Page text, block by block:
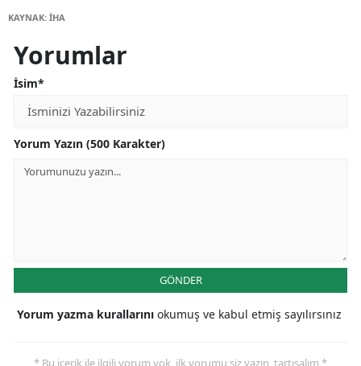
KAYNAK: İHA
Yorumlar
İsim*
Yorum Yazın (500 Karakter)
GÖNDER
Yorum yazma kurallarını okumuş ve kabul etmiş sayılırsınız
* Bu içerik ile ilgili yorum yok, ilk yorumu siz yazın, tartışalım *